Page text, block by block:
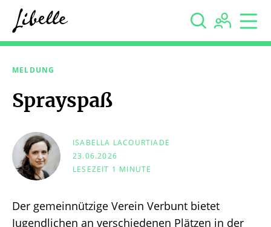
  
MELDUNG
Sprayspaß
Der gemeinnützige Verein Verbunt bietet
Jugendlichen an verschiedenen Plätzen in der
ISABELLA LACOURTIADE
23.06.2026
LESEZEIT 1 MINUTE